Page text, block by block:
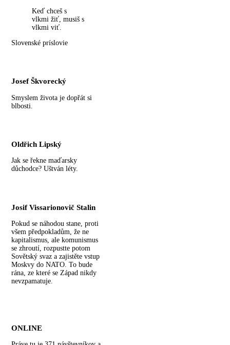
Keď chceš s
vlkmi žiť, musiš s
vlkmi viť.
Slovenské príslovie
Josef Škvorecký
Smyslem života je dopřát si
blbosti.
Oldřich Lipský
Jak se řekne maďarsky
důchodce? Uštván léty.
Josif Vissarionovič Stalin
Pokud se náhodou stane, proti
všem předpokladům, že ne
kapitalismus, ale komunismus
se zhroutí, rozpustte potom
Sovětský svaz a zajistěte vstup
Moskvy do NATO. To bude
rána, ze které se Západ nikdy
nevzpamatuje.
ONLINE